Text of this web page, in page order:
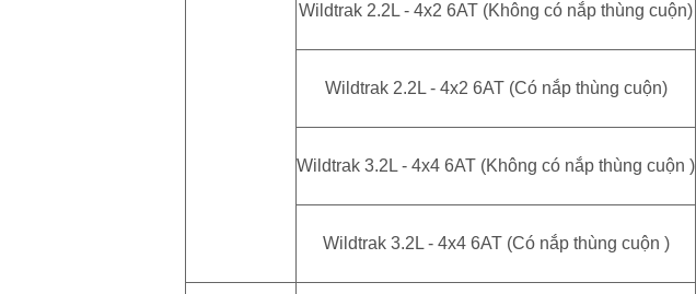
Wildtrak 2.2L - 4x2 6AT (Không có nắp thùng cuộn)
Wildtrak 2.2L - 4x2 6AT (Có nắp thùng cuộn)
Wildtrak 3.2L - 4x4 6AT (Không có nắp thùng cuộn )
Wildtrak 3.2L - 4x4 6AT (Có nắp thùng cuộn )